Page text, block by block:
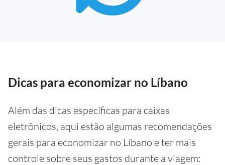
Dicas para economizar no Líbano
Além das dicas específicas para caixas
eletrônicos, aqui estão algumas recomendações
gerais para economizar no Líbano e ter mais
controle sobre seus gastos durante a viagem: